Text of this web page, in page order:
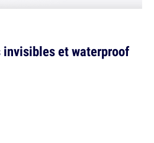
invisibles et waterproof